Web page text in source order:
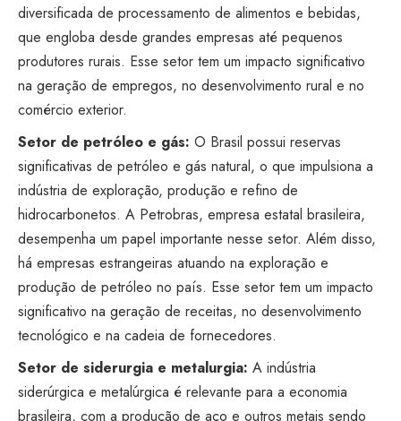
diversificada de processamento de alimentos e bebidas,
que engloba desde grandes empresas até pequenos
produtores rurais. Esse setor tem um impacto significativo
na geração de empregos, no desenvolvimento rural e no
comércio exterior.
Setor de petróleo e gás: O Brasil possui reservas
significativas de petróleo e gás natural, o que impulsiona a
indústria de exploração, produção e refino de
hidrocarbonetos. A Petrobras, empresa estatal brasileira,
desempenha um papel importante nesse setor. Além disso,
há empresas estrangeiras atuando na exploração e
produção de petróleo no país. Esse setor tem um impacto
significativo na geração de receitas, no desenvolvimento
tecnológico e na cadeia de fornecedores.
Setor de siderurgia e metalurgia: A indústria
siderúrgica e metalúrgica é relevante para a economia
brasileira, com a produção de aço e outros metais sendo